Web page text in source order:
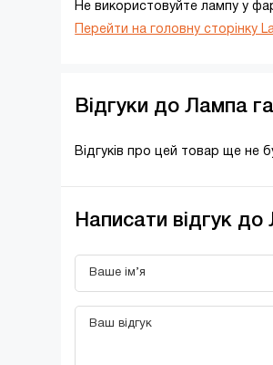
Не використовуйте лампу у
Перейти на головну сторінку
Відгуки до Лампа
Відгуків про цей товар ще не
Написати відгук